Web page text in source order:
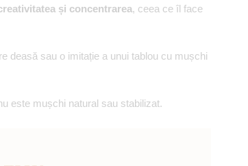
și concentrarea, ceea ce îl face
deasă sau o imitație a unui tablou cu mușchi
este mușchi natural sau stabilizat.